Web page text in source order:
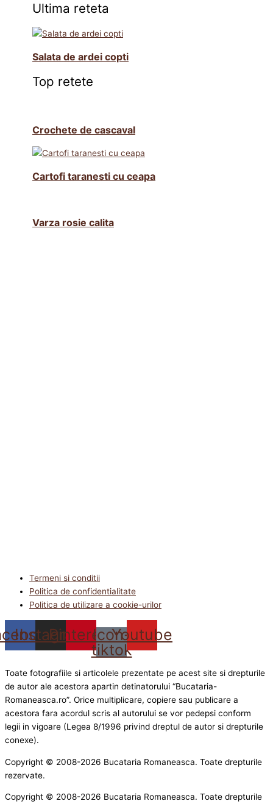
Ultima reteta
Salata de ardei copti
Top retete
Crochete de cascaval
Cartofi taranesti cu ceapa
Varza rosie calita
Termeni si conditii
Politica de confidentialitate
Politica de utilizare a cookie-urilor
Instagram
Pinterest
Icon-
tiktok
Youtube
Toate fotografiile si articolele prezentate pe acest site si drepturile
de autor ale acestora apartin detinatorului “Bucataria-
Romaneasca.ro”. Orice multiplicare, copiere sau publicare a
acestora fara acordul scris al autorului se vor pedepsi conform
legii in vigoare (Legea 8/1996 privind dreptul de autor si drepturile
conexe).
Copyright © 2008-2026 Bucataria Romaneasca. Toate drepturile
rezervate.
Copyright © 2008-2026 Bucataria Romaneasca. Toate drepturile